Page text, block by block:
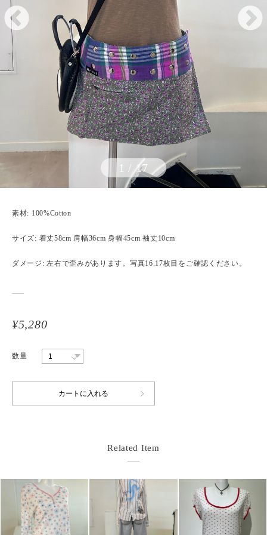
1 / 17
素材: 100%Cotton
サイズ: 着丈58cm 肩幅36cm 身幅45cm 袖丈10cm
ダメージ: 左右で歪みがあります。写真16.17枚目をご確認ください。
¥5,280
数量
Related Item